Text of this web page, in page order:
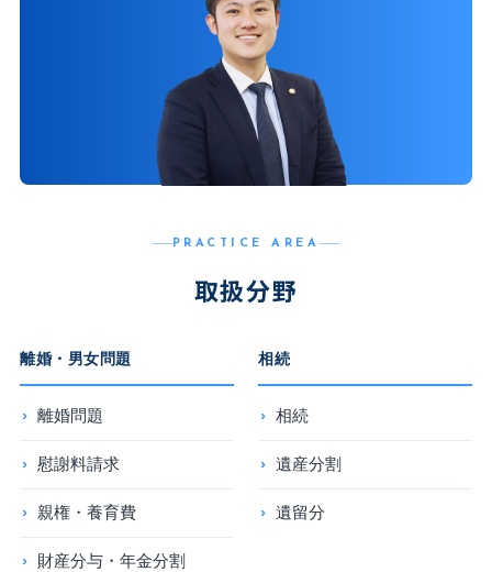
PRACTICE AREA
取扱分野
離婚・男女問題
離婚問題
慰謝料請求
親権・養育費
財産分与・年金分割
相続
相続
遺産分割
遺留分